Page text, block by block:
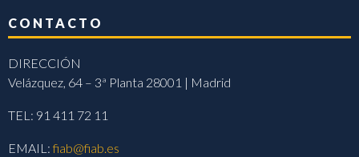
CONTACTO
DIRECCIÓN
Velázquez, 64 – 3ª Planta 28001 | Madrid
TEL: 91 411 72 11
EMAIL:fiab@fiab.es